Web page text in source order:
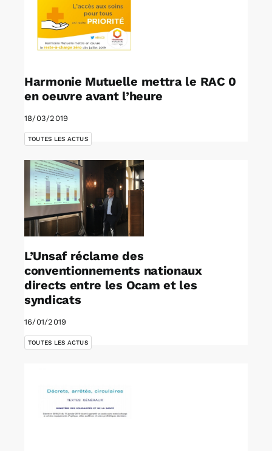
Harmonie Mutuelle mettra le RAC 0
en oeuvre avant l’heure
18/03/2019
TOUTES LES ACTUS
L’Unsaf réclame des
conventionnements nationaux
directs entre les Ocam et les
syndicats
16/01/2019
TOUTES LES ACTUS